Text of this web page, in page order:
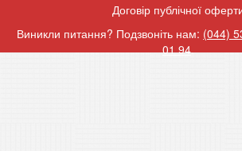
Договір публічної
Виникли питання? Подзвоніть нам: (044)
01 94.